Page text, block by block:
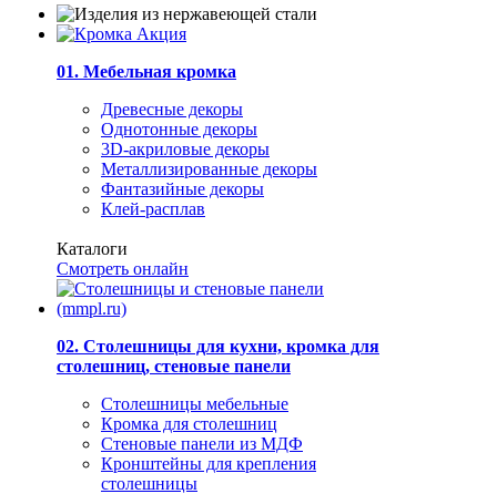
01. Мебельная кромка
Древесные декоры
Однотонные декоры
3D-акриловые декоры
Металлизированные декоры
Фантазийные декоры
Клей-расплав
Каталоги
Смотреть онлайн
02. Столешницы для кухни, кромка для
столешниц, стеновые панели
Столешницы мебельные
Кромка для столешниц
Стеновые панели из МДФ
Кронштейны для крепления
столешницы